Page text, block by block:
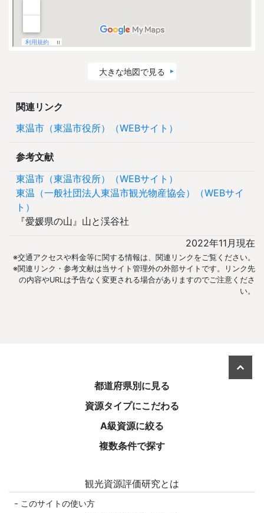
大きな地図で見る
関連リンク
東温市（東温市役所）（WEBサイト）
参考文献
東温市（東温市役所）（WEBサイト）
東温（一般社団法人東温市観光物産協会）（WEBサイ
ト）
『愛媛県の山』山と渓谷社
2022年11月現在
※交通アクセスや料金等に関する情報は、関連リンクをご覧ください。
※関連リンク・参考文献は当サイト管理外の外部サイトです。リンク先
の内容やURLは予告なく変更される場合がありますのでご注意くださ
い。
都道府県別に見る
資源タイプにこだわる
A級資源に絞る
複数条件で探す
観光資源評価研究とは
このサイトの使い方